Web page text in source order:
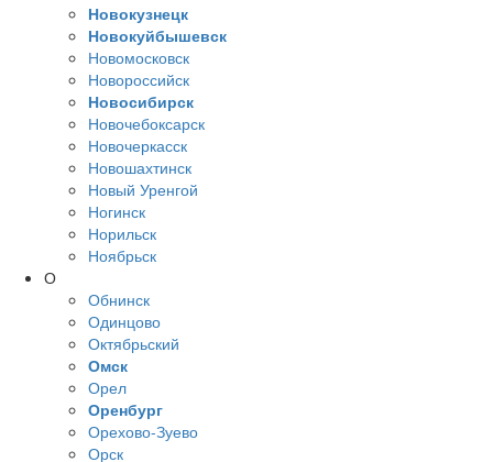
Новокузнецк
Новокуйбышевск
Новомосковск
Новороссийск
Новосибирск
Новочебоксарск
Новочеркасск
Новошахтинск
Новый Уренгой
Ногинск
Норильск
Ноябрьск
О
Обнинск
Одинцово
Октябрьский
Омск
Орел
Оренбург
Орехово-Зуево
Орск